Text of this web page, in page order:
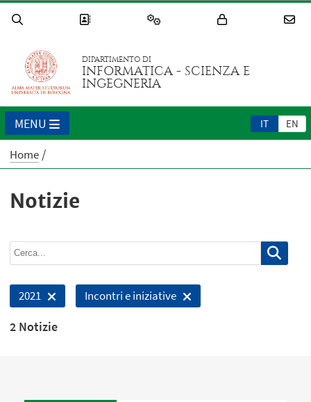
DIPARTIMENTO DI
INFORMATICA - SCIENZA E
INGEGNERIA
IT EN
MENU
Home
Notizie
2021 Incontri e iniziative
2 Notizie